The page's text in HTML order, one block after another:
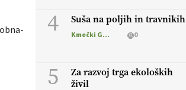
4 Suša na poljih in travnikih
Kmečki Glas 0
5
Za razvoj trga ekoloških
živil